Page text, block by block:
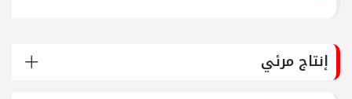
إنتاج مرئي